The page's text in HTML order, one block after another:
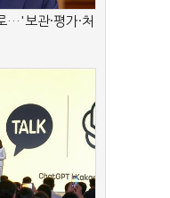
…'보관·평가·처